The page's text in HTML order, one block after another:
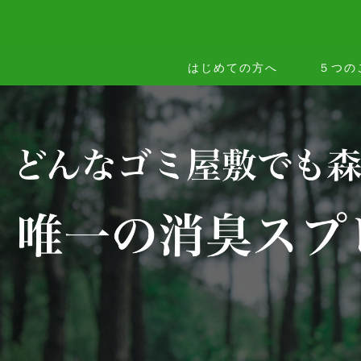
はじめての方へ ５つ